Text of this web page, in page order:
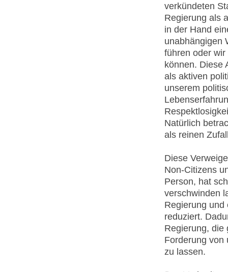
verkündeten
Regierung als
in der Hand
unabhängigen
führen oder
können. Diese
als aktiven
unserem
Natürlich
als reinen
Diese
Non-Citizens
Person, hat
verschwinden
Regierung und
reduziert.
Regierung, die
Forderung von
zu lassen.